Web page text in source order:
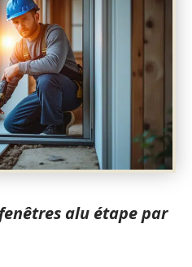
alu étape par